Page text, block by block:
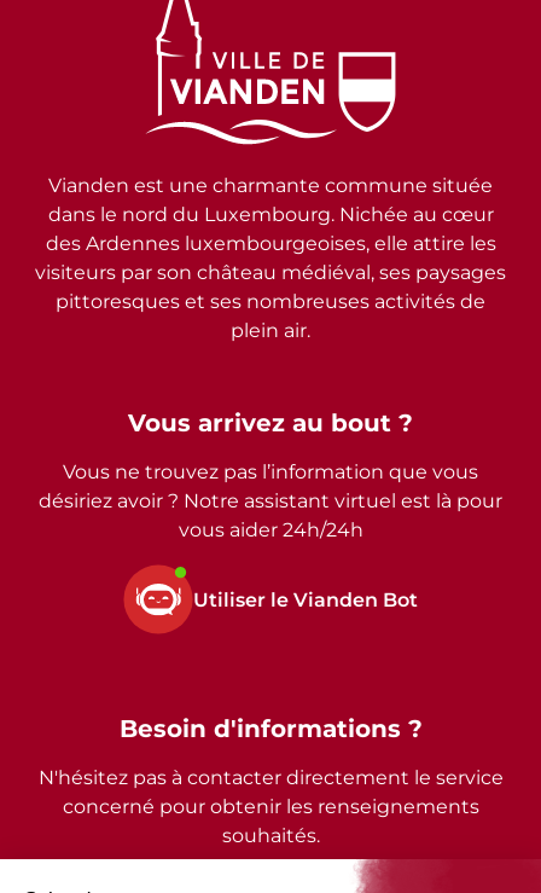
Vous arrivez au bout ?
Vous ne trouvez pas l’information que vous
désiriez avoir ? Notre assistant virtuel est là pour
vous aider 24h/24h
Utiliser le Vianden Bot
Vianden est une charmante commune située
dans le nord du Luxembourg. Nichée au cœur
des Ardennes luxembourgeoises, elle attire les
visiteurs par son château médiéval, ses paysages
pittoresques et ses nombreuses activités de
plein air.
Besoin d'informations ?
N'hésitez pas à contacter directement le service
concerné pour obtenir les renseignements
souhaités.